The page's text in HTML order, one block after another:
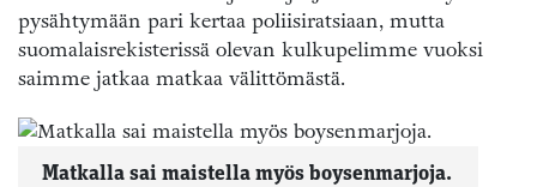
pysähtymään pari kertaa poliisiratsiaan, mutta
suomalaisrekisterissä olevan kulkupelimme vuoksi
saimme jatkaa matkaa välittömästä.
Matkalla sai maistella myös boysenmarjoja.